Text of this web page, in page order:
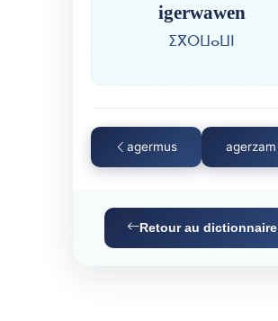
igerwawen
ⵉⴳⵔⵡⴰⵡⵏ
agermus agerzam
Retour au dictionnaire